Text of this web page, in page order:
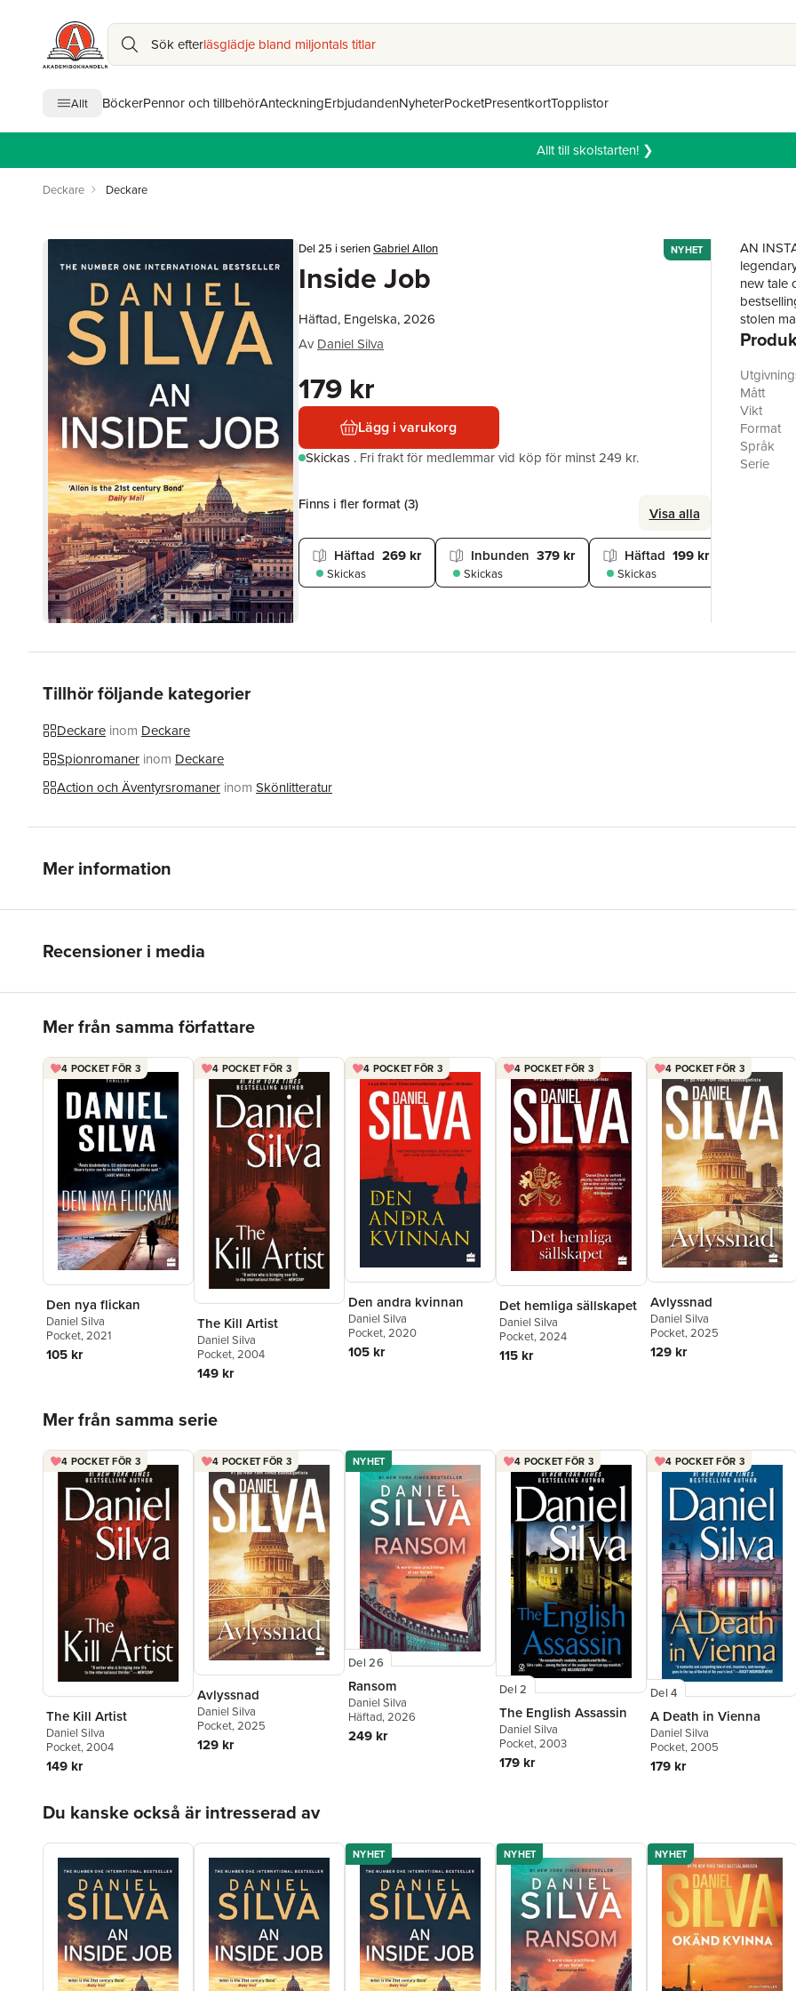
Sök efterläsglädje bland miljontals titlar
Allt BöckerPennor och tillbehörAnteckningErbjudandenNyheterPocketPresentkortTopplistor
Allt till skolstarten! ❯
Deckare Deckare
Del 25 i serienGabriel Allon
Inside Job
NYHET
Häftad, Engelska, 2026
Av Daniel Silva
179 kr
Lägg i varukorg
Skickas . Fri frakt för medlemmar vid köp för minst 249 kr.
Finns i fler format (3)
Visa alla
Häftad 269 kr
Skickas
Inbunden 379 kr
Skickas
Häftad 199 kr
Skickas
AN
new tale
stolen
a
waters
recover
portrait
artist.
Mått
Vikt
Format
Språk
Serie
Tillhör följande kategorier
Deckare inom Deckare
Spionromaner inom Deckare
Action och Äventyrsromaner inom Skönlitteratur
Mer information
Recensioner i media
Mer från samma författare
4 POCKET FÖR 3
Den nya flickan
Daniel Silva
Pocket, 2021
105 kr
4 POCKET FÖR 3
The Kill Artist
Daniel Silva
Pocket, 2004
149 kr
4 POCKET FÖR 3
Den andra kvinnan
Daniel Silva
Pocket, 2020
105 kr
4 POCKET FÖR 3
Det hemliga sällskapet
Daniel Silva
Pocket, 2024
115 kr
4 POCKET FÖR 3
Avlyssnad
Daniel Silva
Pocket, 2025
129 kr
Mer från samma serie
4 POCKET FÖR 3
The Kill Artist
Daniel Silva
Pocket, 2004
149 kr
4 POCKET FÖR 3
Avlyssnad
Daniel Silva
Pocket, 2025
129 kr
NYHET
Del 26
Ransom
Daniel Silva
Häftad, 2026
249 kr
4 POCKET FÖR 3
Del 2
The English Assassin
Daniel Silva
Pocket, 2003
179 kr
4 POCKET FÖR 3
Del 4
A Death in Vienna
Daniel Silva
Pocket, 2005
179 kr
Du kanske också är intresserad av
NYHET NYHET NYHET